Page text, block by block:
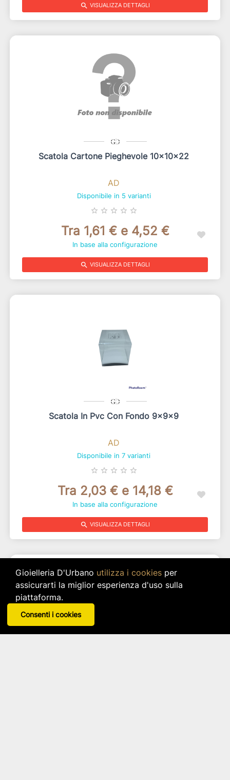
search VISUALIZZA DETTAGLI
Scatola Cartone Pieghevole 10x10x22
AD
Disponibile in 5 varianti
star_border star_border star_border star_border star_border
Tra 1,61 € e 4,52 €
In base alla configurazione
search VISUALIZZA DETTAGLI
Scatola In Pvc Con Fondo 9x9x9
AD
Disponibile in 7 varianti
star_border star_border star_border star_border star_border
Tra 2,03 € e 14,18 €
In base alla configurazione
search VISUALIZZA DETTAGLI
Gioielleria D'Urbano utilizza i cookiesper
assicurarti la miglior esperienza d'uso sulla
piattaforma.
Consenti i cookies